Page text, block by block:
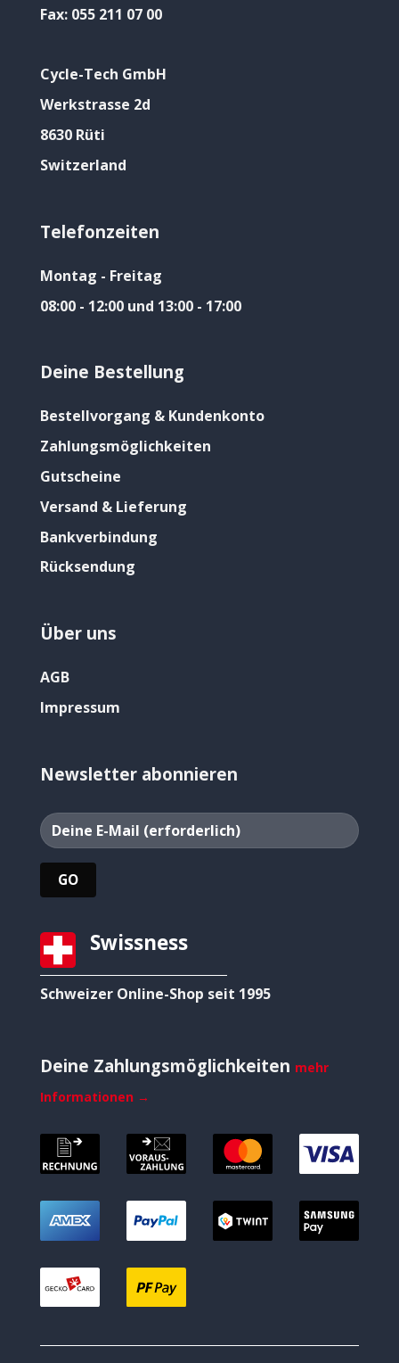
Fax: 055 211 07 00
Cycle-Tech GmbH
Werkstrasse 2d
8630 Rüti
Switzerland
Telefonzeiten
Montag - Freitag
08:00 - 12:00 und 13:00 - 17:00
Deine Bestellung
Bestellvorgang & Kundenkonto
Zahlungsmöglichkeiten
Gutscheine
Versand & Lieferung
Bankverbindung
Rücksendung
Über uns
AGB
Impressum
Newsletter abonnieren
Swissness
Schweizer Online-Shop seit 1995
Deine Zahlungsmöglichkeiten mehr
Informationen →